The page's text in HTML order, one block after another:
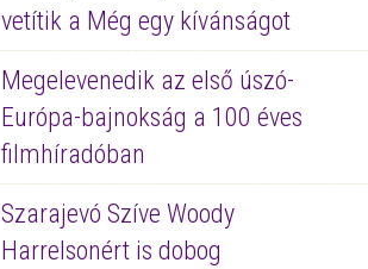
vetítik a Még egy kívánságot
Megelevenedik az első úszó-
Európa-bajnokság a 100 éves
filmhíradóban
Szarajevó Szíve Woody
Harrelsonért is dobog